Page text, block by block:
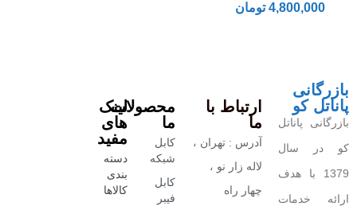
4,800,000 تومان
بازرگانی
پاناتل کو
بازرگانی پاناتل
کو در سال
1379 با هدف
ارائه خدمات
ارتباط با
ما
آدرس : تهران ،
لاله زار نو ،
چهار راه
محصولات
ما
کابل
شبکه
کابل
فیبر
لینک
های
مفید
دسته
بندی
کالاها